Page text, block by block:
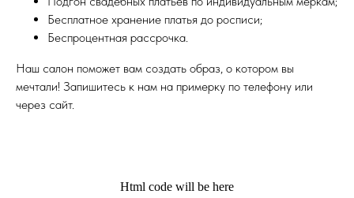
Бесплатное хранение платья до росписи;
Беспроцентная рассрочка.
Наш салон поможет вам создать образ, о котором вы
мечтали! Запишитесь к нам на примерку по телефону или
через сайт.
Html code will be here